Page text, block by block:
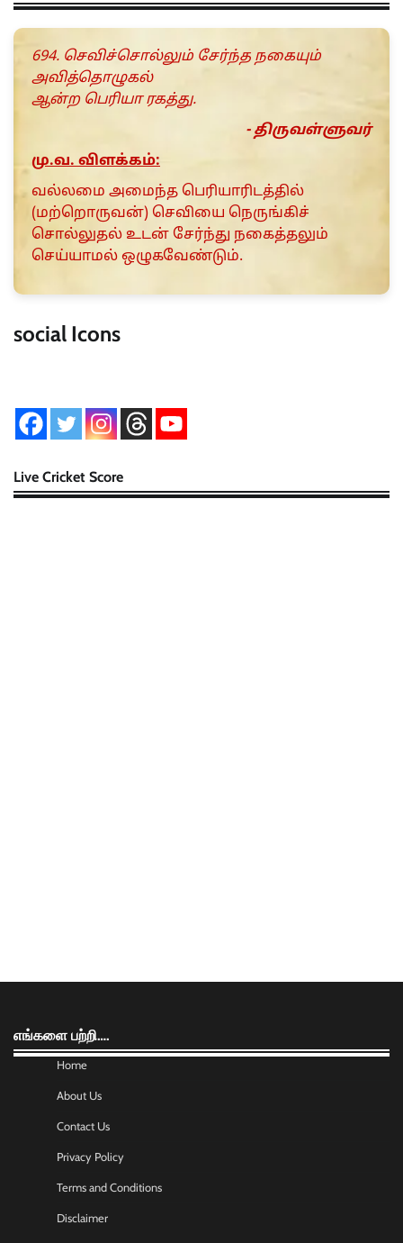
694. செவிச்சொல்லும் சேர்ந்த நகையும்
அவித்தொழுகல்
ஆன்ற பெரியா ரகத்து.
- திருவள்ளுவர்
மு.வ. விளக்கம்:
வல்லமை அமைந்த பெரியாரிடத்தில்
(மற்றொருவன்) செவியை நெருங்கிச்
சொல்லுதல் உடன் சேர்ந்து நகைத்தலும்
செய்யாமல் ஒழுகவேண்டும்.
social Icons
Live Cricket Score
எங்களை பற்றி….
Home
About Us
Contact Us
Privacy Policy
Terms and Conditions
Disclaimer